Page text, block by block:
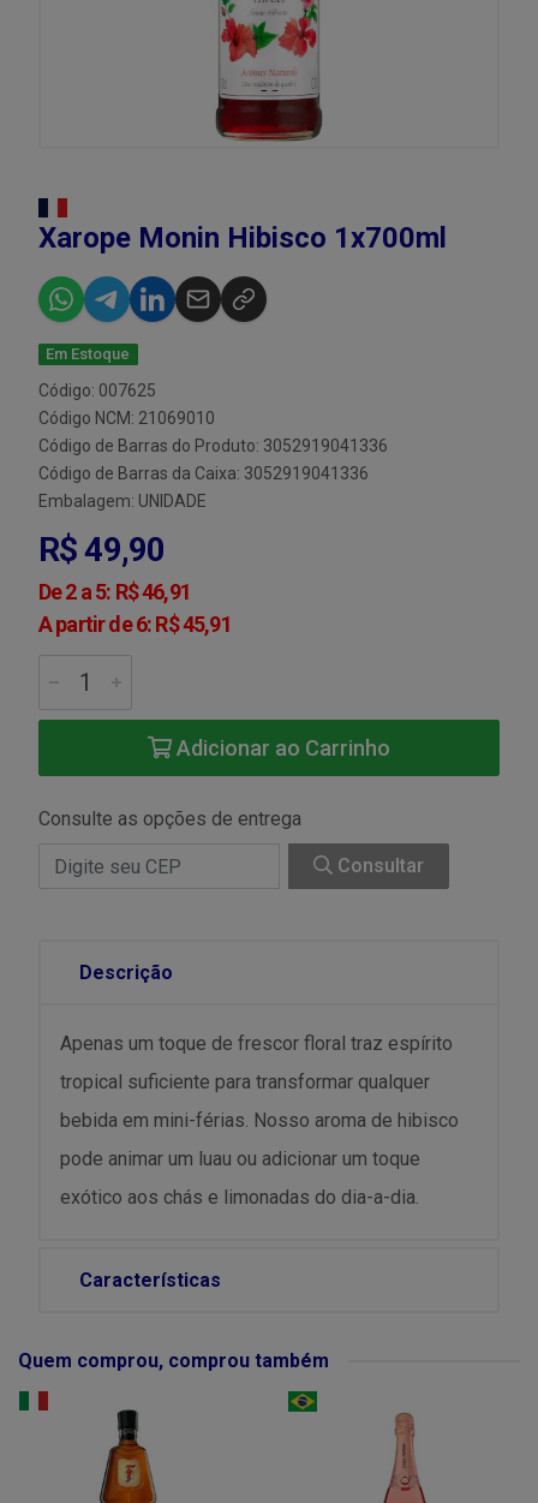
Xarope Monin Hibisco 1x700ml
Em Estoque
Código: 007625
Código NCM: 21069010
Código de Barras do Produto: 3052919041336
Código de Barras da Caixa: 3052919041336
Embalagem: UNIDADE
R$ 49,90
De 2 a 5: R$ 46,91
A partir de 6: R$ 45,91
Adicionar ao Carrinho
Consulte as opções de entrega
Consultar
Descrição
Apenas um toque de frescor floral traz espírito
tropical suficiente para transformar qualquer
bebida em mini-férias. Nosso aroma de hibisco
pode animar um luau ou adicionar um toque
exótico aos chás e limonadas do dia-a-dia.
Características
Quem comprou, comprou também